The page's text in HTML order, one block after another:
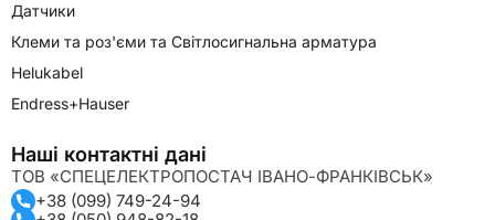
Датчики
Клеми та роз'єми та Світлосигнальна арматура
Helukabel
Endress+Hauser
Наші контактні дані
ТОВ «СПЕЦЕЛЕКТРОПОСТАЧ ІВАНО-ФРАНКІВСЬК»
+38 (099) 749-24-94